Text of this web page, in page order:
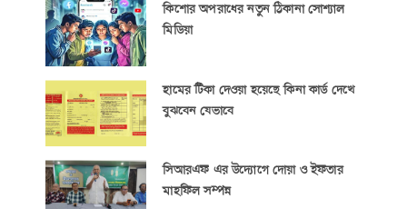
কিশোর অপরাধের নতুন ঠিকানা সোশ্যাল
মিডিয়া
হামের টিকা দেওয়া হয়েছে কিনা কার্ড দেখে
বুঝবেন যেভাবে
সিআরএফ এর উদ্যোগে দোয়া ও ইফতার
মাহফিল সম্পন্ন